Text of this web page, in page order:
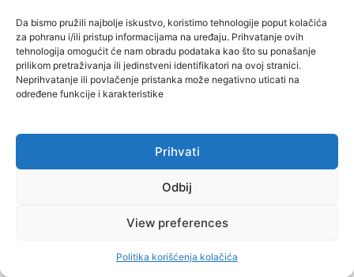
Da bismo pružili najbolje iskustvo, koristimo tehnologije poput kolačića
za pohranu i/ili pristup informacijama na uređaju. Prihvatanje ovih
tehnologija omogućit će nam obradu podataka kao što su ponašanje
prilikom pretraživanja ili jedinstveni identifikatori na ovoj stranici.
Neprihvatanje ili povlačenje pristanka može negativno uticati na
određene funkcije i karakteristike
Prihvati
Odbij
View preferences
Politika korišćenja kolačića
Izlaznost u istočnoj
Hercegovini od 11 časova
procentualno najveća je u
Gacku 28,50 odsto, dok je
najmanja u Ljubinju i to 13,1
odsto birača iskoristilo je
građansku dužnost. Ono što je
najavažnije, a to su nam